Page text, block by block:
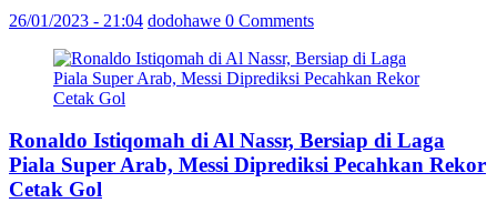
26/01/2023 - 21:04 dodohawe 0 Comments
Ronaldo Istiqomah di Al Nassr, Bersiap di Laga
Piala Super Arab, Messi Diprediksi Pecahkan Rekor
Cetak Gol